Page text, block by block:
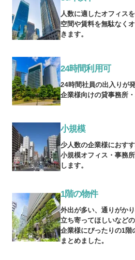
人数に適したオフィス
空間や賃料を無駄なく
きます。
24時間利用可
24時間社員の出入りが
企業様向けの貸事務所
小規模
少人数の企業様におす
小規模オフィス・事務
します。
1階の物件
外出が多い、通りがか
立ち寄ってほしいなど
企業様にぴったりの1階
まとめました。